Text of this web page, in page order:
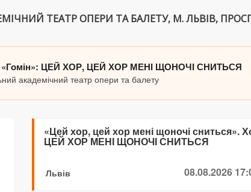
ТЕАТР ОПЕРИ ТА БАЛЕТУ, М. ЛЬВІВ,
«Гомін»: ЦЕЙ ХОР, ЦЕЙ ХОР МЕНІ ЩОНОЧІ СНИТЬСЯ
академічний театр опери та балету
«Цей хор, цей хор мені щоночі сниться».
ЦЕЙ ХОР МЕНІ ЩОНОЧІ СНИТЬСЯ
Львів 08.08.2026